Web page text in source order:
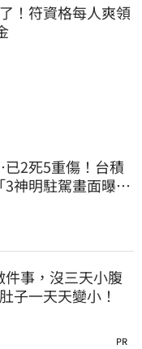
！符資格每人爽領
2死5重傷！台積
3神明駐駕畫面曝
件事，沒三天小腹
子一天天變小！
PR